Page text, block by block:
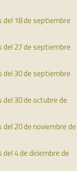
del 18 de septiembre
del 27 de septiembre
del 30 de septiembre
30 de octubre de
20 de noviembre de
4 de diciembre de